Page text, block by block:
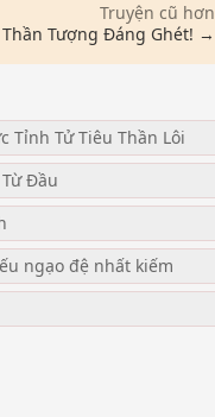
Truyện cũ hơn
Thần Tượng Đáng Ghét! →
Tỉnh Tử Tiêu Thần Lôi
Đầu
ngạo đệ nhất kiếm